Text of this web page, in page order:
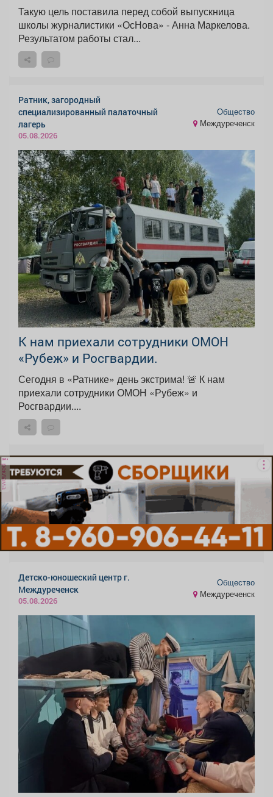
Такую цель поставила перед собой выпускница
школы журналистики «ОсНова» - Анна Маркелова.
Результатом работы стал...
Ратник, загородный
специализированный палаточный
лагерь
05.08.2026
Общество
Междуреченск
К нам приехали сотрудники ОМОН
«Рубеж» и Росгвардии.
Сегодня в «Ратнике» день экстрима! 🚨 К нам
приехали сотрудники ОМОН «Рубеж» и
Росгвардии....
реклама
Детско-юношеский центр г.
Междуреченск
05.08.2026
Общество
Междуреченск